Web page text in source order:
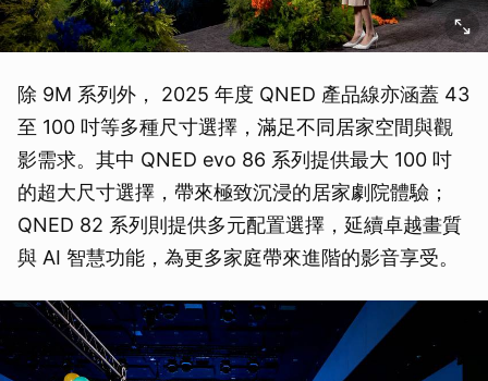
除 9M 系列外， 2025 年度 QNED 產品線亦涵蓋 43
至 100 吋等多種尺寸選擇，滿足不同居家空間與觀
影需求。其中 QNED evo 86 系列提供最大 100 吋
的超大尺寸選擇，帶來極致沉浸的居家劇院體驗；
QNED 82 系列則提供多元配置選擇，延續卓越畫質
與 AI 智慧功能，為更多家庭帶來進階的影音享受。
取消